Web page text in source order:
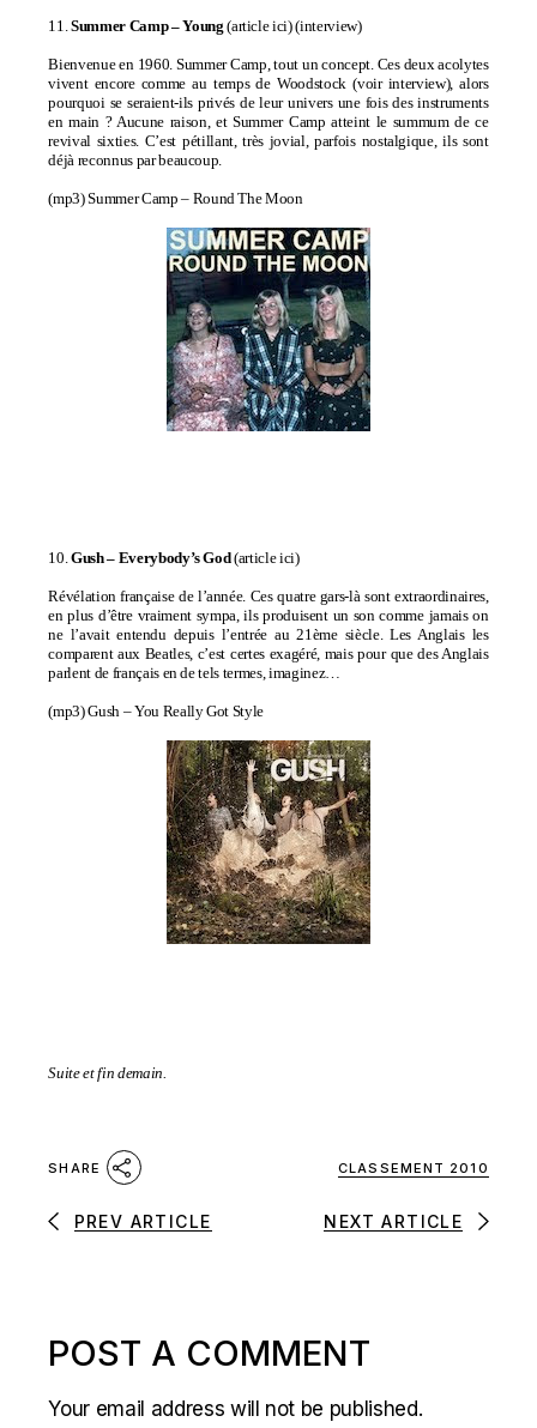
11.Summer Camp – Young (article ici) (interview)
Bienvenue en 1960. Summer Camp, tout un concept. Ces deux acolytes
vivent encore comme au temps de Woodstock (voir interview), alors
pourquoi se seraient-ils privés de leur univers une fois des instruments
en main ? Aucune raison, et Summer Camp atteint le summum de ce
revival sixties. C’est pétillant, très jovial, parfois nostalgique, ils sont
déjà reconnus par beaucoup.
(mp3)Summer Camp – Round The Moon
10.Gush – Everybody’s God(article ici)
Révélation française de l’année. Ces quatre gars-là sont extraordinaires,
en plus d’être vraiment sympa, ils produisent un son comme jamais on
ne l’avait entendu depuis l’entrée au 21ème siècle. Les Anglais les
comparent aux Beatles, c’est certes exagéré, mais pour que des Anglais
parlent de français en de tels termes, imaginez…
(mp3)Gush – You Really Got Style
Suite et fin demain.
SHARE CLASSEMENT 2010
PREV ARTICLE NEXT ARTICLE
POST A COMMENT
Your email address will not be published.